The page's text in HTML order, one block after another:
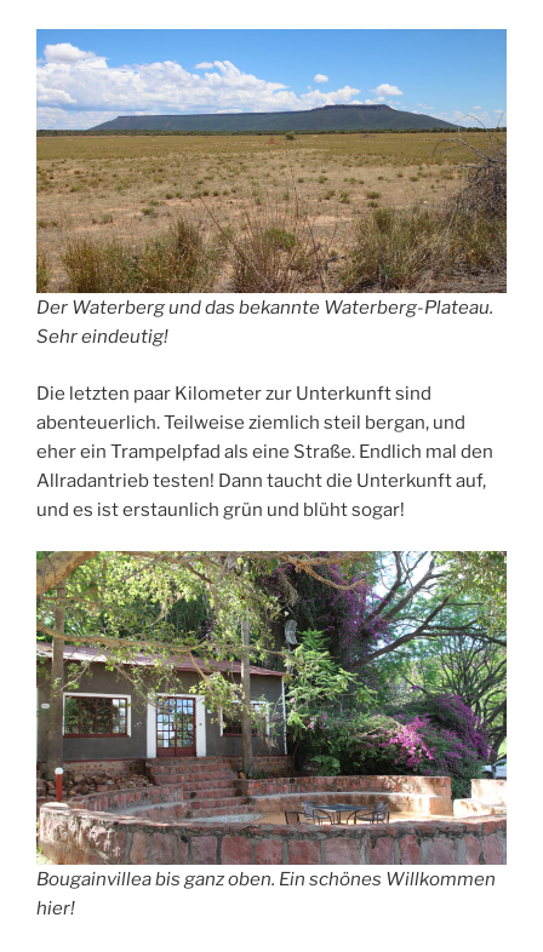
Der Waterberg und das bekannte Waterberg-Plateau.
Sehr eindeutig!
Die letzten paar Kilometer zur Unterkunft sind
abenteuerlich. Teilweise ziemlich steil bergan, und
eher ein Trampelpfad als eine Straße. Endlich mal den
Allradantrieb testen! Dann taucht die Unterkunft auf,
und es ist erstaunlich grün und blüht sogar!
Bougainvillea bis ganz oben. Ein schönes Willkommen
hier!